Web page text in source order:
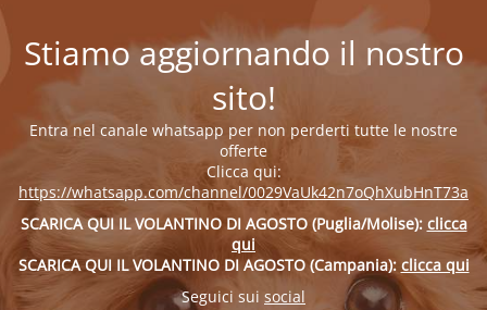
Stiamo aggiornando il nostro
sito!
Entra nel canale whatsapp per non perderti tutte le nostre
offerte
Clicca qui:
https://whatsapp.com/channel/0029VaUk42n7oQhXubHnT73a
SCARICA QUI IL VOLANTINO DI AGOSTO (Puglia/Molise): clicca
qui
SCARICA QUI IL VOLANTINO DI AGOSTO (Campania): clicca qui
Seguici sui social